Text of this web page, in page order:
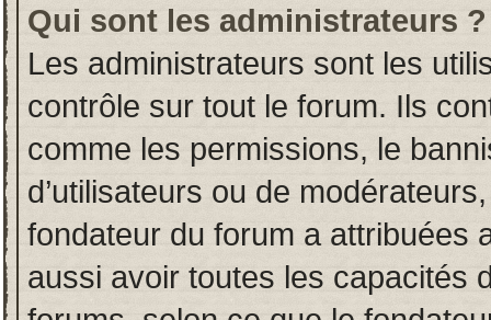
Qui sont les administrateurs ?
Les administrateurs sont les
contrôle sur tout le forum. Ils
comme les permissions, le
d’utilisateurs ou de
fondateur du forum a attribuées
aussi avoir toutes les capacités